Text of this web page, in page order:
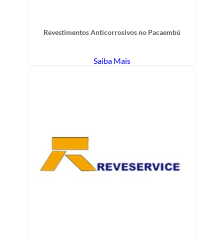
Revestimentos Anticorrosivos no Pacaembú
Saiba Mais